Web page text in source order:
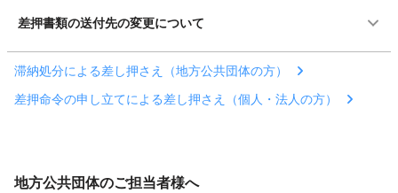
差押書類の送付先の変更について
滞納処分による差し押さえ（地方公共団体の方）
差押命令の申し立てによる差し押さえ（個人・法人の方）
地方公共団体のご担当者様へ